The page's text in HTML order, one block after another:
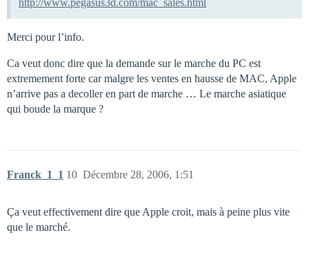
Merci pour l’info.
Ca veut donc dire que la demande sur le marche du PC est
extremement forte car malgre les ventes en hausse de MAC, Apple
n’arrive pas a decoller en part de marche … Le marche asiatique
qui boude la marque ?
Franck_1_1 Décembre 28, 2006, 1:51
10
Ça veut effectivement dire que Apple croit, mais à peine plus vite
que le marché.